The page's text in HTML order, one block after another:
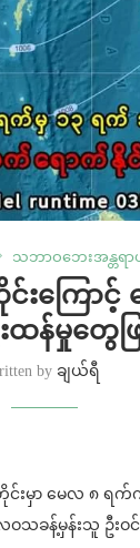
သဘာဝဘေးအန္တရ
ကြောင့်
န်မှုတွေဖြ
by ချယ်ရီ
င်းမှာ မေလ ၈
ခန့်မှန်းသူ ဦးဝ